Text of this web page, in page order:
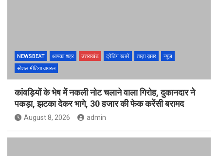
NEWSBEAT आपका शहर उत्तराखंड ट्रेंडिंग खबरें ताज़ा ख़बर
न्यूज़
सोशल मीडिया वायरल
कांवड़ियों के भेष में नकली नोट चलाने वाला गिरोह, दुकानदार ने
पकड़ा, झटका देकर भागे, 30 हजार की फेक करेंसी बरामद
August 8, 2026 admin